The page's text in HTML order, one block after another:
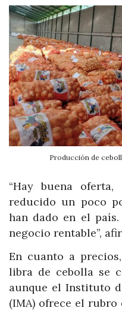
Producción de
“Hay buena
reducido un poco
han dado en el
negocio rentable”,
En cuanto a
libra de cebolla se
aunque el Instituto
(IMA) ofrece el rubro